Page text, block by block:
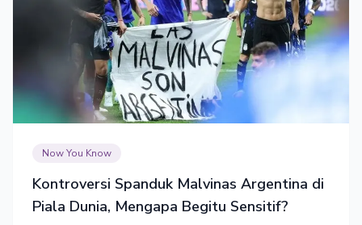
Now You Know
Kontroversi Spanduk Malvinas Argentina di
Piala Dunia, Mengapa Begitu Sensitif?